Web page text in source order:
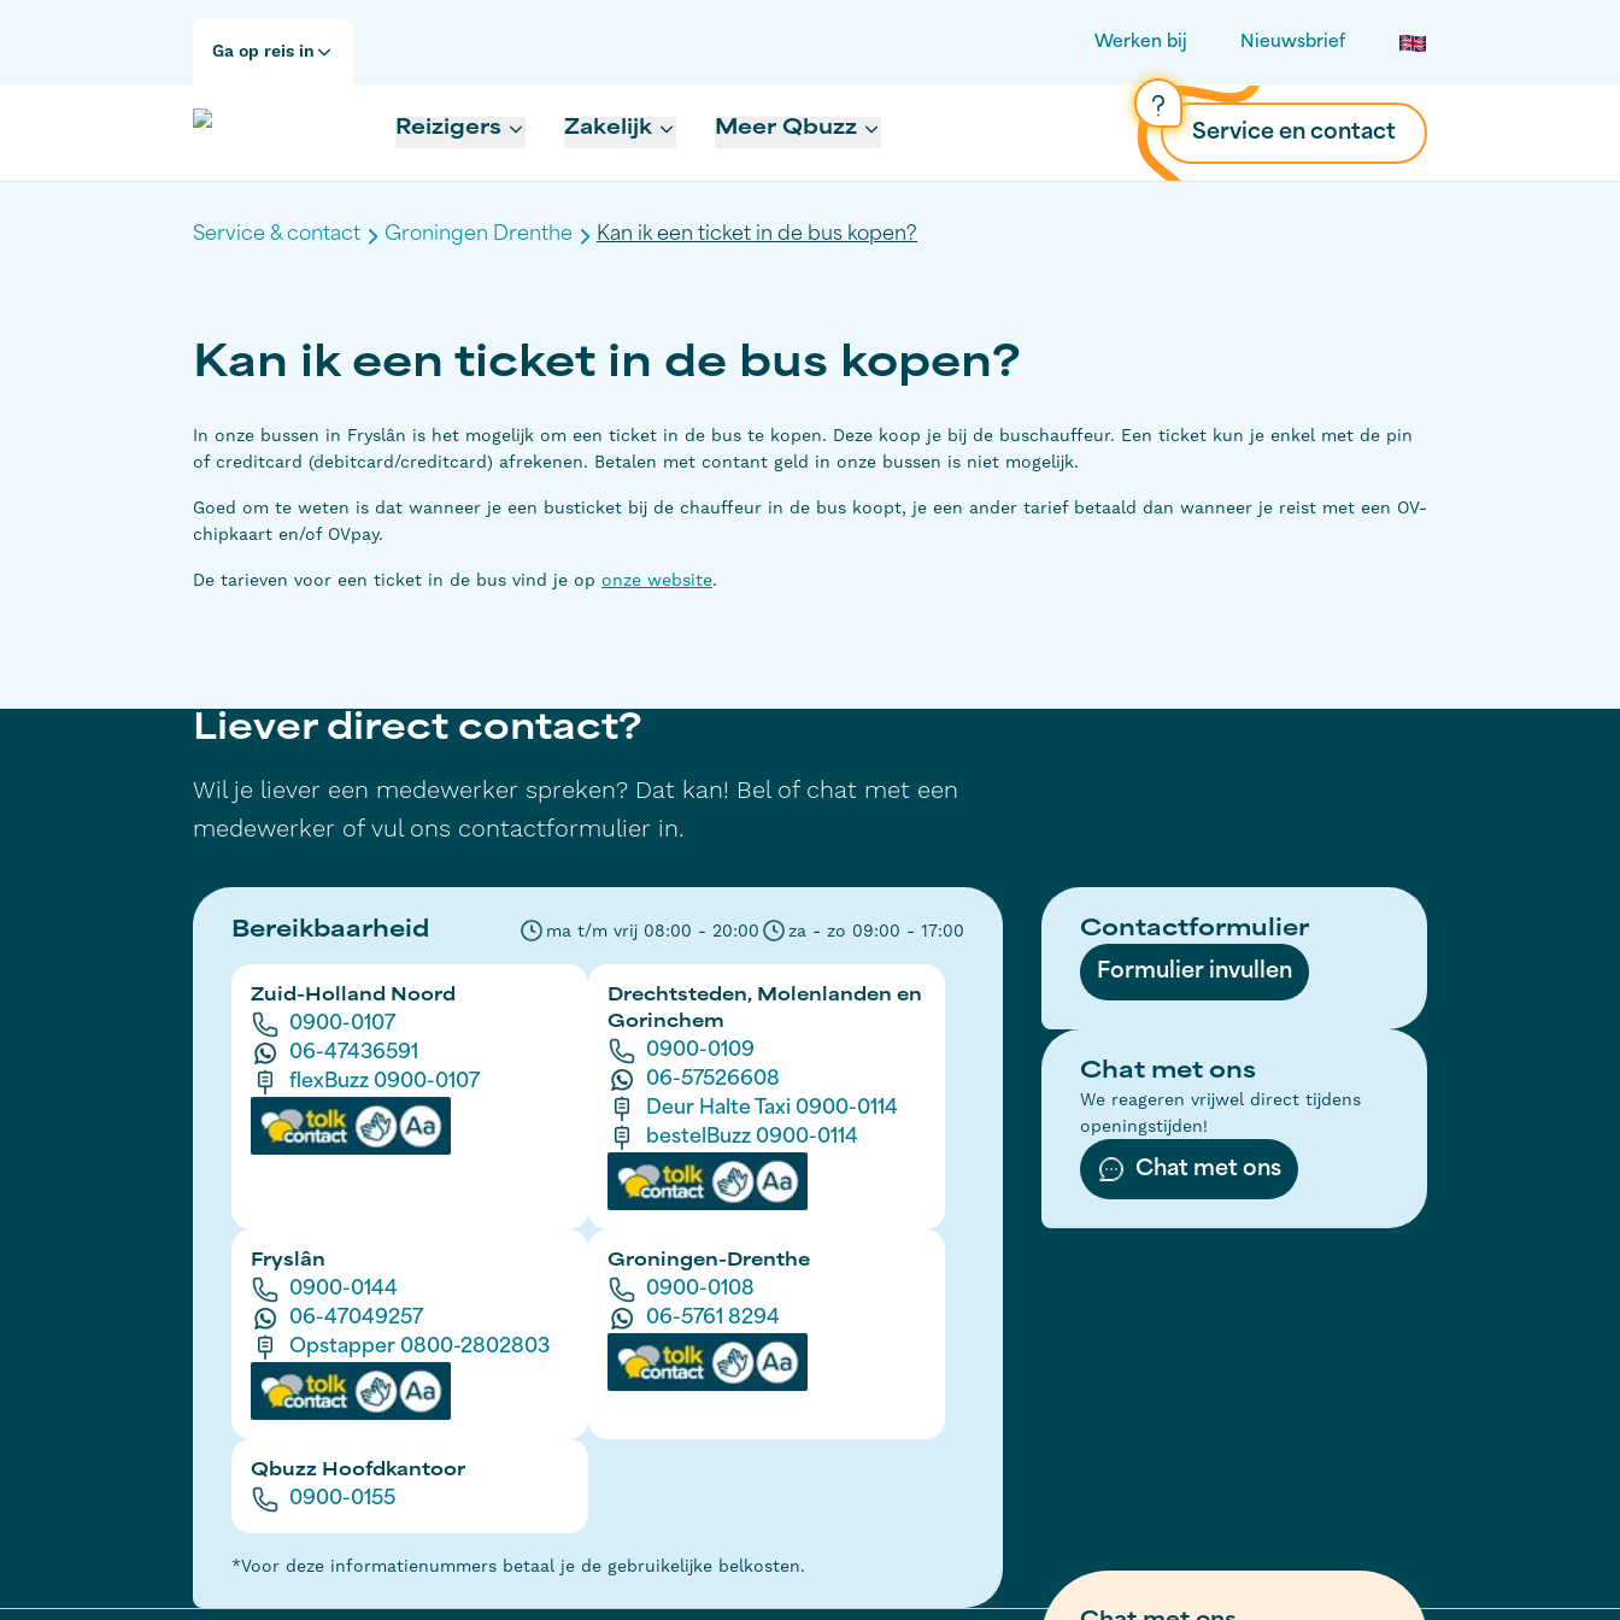
Ga op reis in Werken bij Nieuwsbrief
Reizigers Zakelijk Meer Qbuzz Service en contact
Service & contact Groningen Drenthe Kan ik een ticket in de bus kopen?
Kan ik een ticket in de bus kopen?
In onze bussen in Fryslân is het mogelijk om een ticket in de bus te kopen. Deze koop je bij de buschauffeur. Een ticket kun je enkel met de pin
of creditcard (debitcard/creditcard) afrekenen. Betalen met contant geld in onze bussen is niet mogelijk.
Goed om te weten is dat wanneer je een busticket bij de chauffeur in de bus koopt, je een ander tarief betaald dan wanneer je reist met een OV-
chipkaart en/of OVpay.
De tarieven voor een ticket in de bus vind je op onze website.
Liever direct contact?
Wil je liever een medewerker spreken? Dat kan! Bel of chat met een
medewerker of vul ons contactformulier in.
Bereikbaarheid ma t/m vrij 08:00 - 20:00 za - zo 09:00 - 17:00
Zuid-Holland Noord
0900-0107
06-47436591
flexBuzz 0900-0107
Drechtsteden, Molenlanden en
Gorinchem
0900-0109
06-57526608
Deur Halte Taxi 0900-0114
bestelBuzz 0900-0114
Fryslân
0900-0144
06-47049257
Opstapper 0800-2802803
Groningen-Drenthe
0900-0108
06-5761 8294
Qbuzz Hoofdkantoor
0900-0155
*Voor deze informatienummers betaal je de gebruikelijke belkosten.
Contactformulier
Formulier invullen
Chat met ons
We reageren vrijwel direct tijdens
openingstijden!
Chat met ons